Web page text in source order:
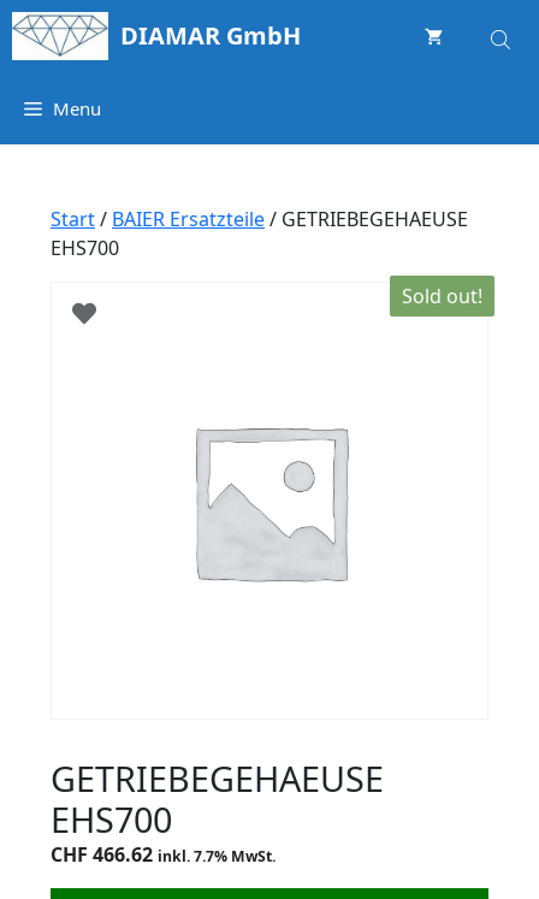
Springe
zum
DIAMAR GmbH
Menu
Start/ BAIER Ersatzteile/ GETRIEBEGEHAEUSE
EHS700
Sold out!
GETRIEBEGEHAEUSE
EHS700
CHF 466.62 inkl. 7.7% MwSt.